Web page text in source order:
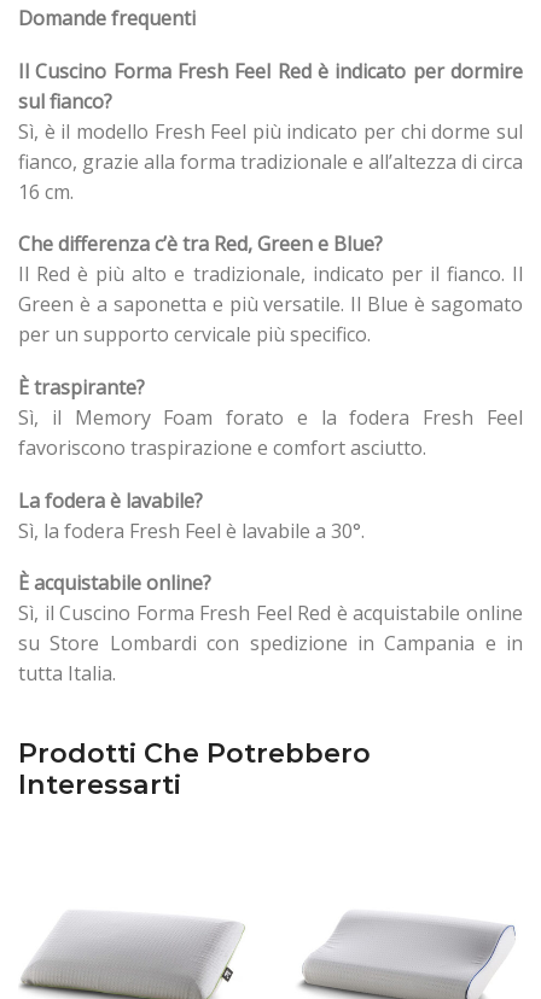
Domande frequenti
Il Cuscino Forma Fresh Feel Red è indicato per dormire
sul fianco?
Sì, è il modello Fresh Feel più indicato per chi dorme sul
fianco, grazie alla forma tradizionale e all’altezza di circa
16 cm.
Che differenza c’è tra Red, Green e Blue?
Il Red è più alto e tradizionale, indicato per il fianco. Il
Green è a saponetta e più versatile. Il Blue è sagomato
per un supporto cervicale più specifico.
È traspirante?
Sì, il Memory Foam forato e la fodera Fresh Feel
favoriscono traspirazione e comfort asciutto.
La fodera è lavabile?
Sì, la fodera Fresh Feel è lavabile a 30°.
È acquistabile online?
Sì, il Cuscino Forma Fresh Feel Red è acquistabile online
su Store Lombardi con spedizione in Campania e in
tutta Italia.
Prodotti Che Potrebbero
Interessarti